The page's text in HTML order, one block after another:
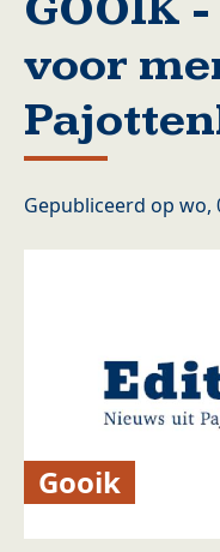
voor
Gepubliceerd op wo,
Gooik